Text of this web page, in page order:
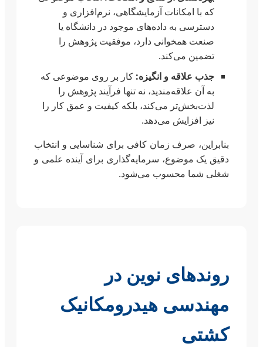
که با امکانات آزمایشگاهی، نرم‌افزاری و
دسترسی به داده‌های موجود در دانشگاه یا
صنعت همخوانی دارد، موفقیت پژوهش را
تضمین می‌کند.
جذب علاقه و انگیزه: کار بر روی موضوعی که
به آن علاقه‌مندید، نه تنها فرآیند پژوهش را
لذت‌بخش‌تر می‌کند، بلکه کیفیت و عمق کار را
نیز افزایش می‌دهد.
بنابراین، صرف زمان کافی برای شناسایی و انتخاب
دقیق یک موضوع، سرمایه‌گذاری برای آینده علمی و
شغلی شما محسوب می‌شود.
روندهای نوین در
مهندسی هیدرومکانیک
کشتی